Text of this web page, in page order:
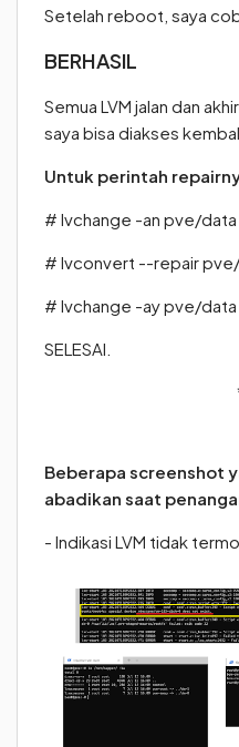
Setelah reboot, saya
BERHASIL
Semua LVM jalan dan
saya bisa diakses
Untuk perintah
# lvchange -an pve/data
# lvconvert --repair
# lvchange -ay pve/data
SELESAI.
Beberapa screenshot
abadikan saat
- Indikasi LVM tidak